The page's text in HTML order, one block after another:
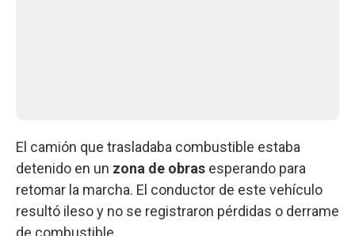
El camión que trasladaba combustible estaba
detenido en un zona de obras esperando para
retomar la marcha. El conductor de este vehículo
resultó ileso y no se registraron pérdidas o derrame
de combustible.